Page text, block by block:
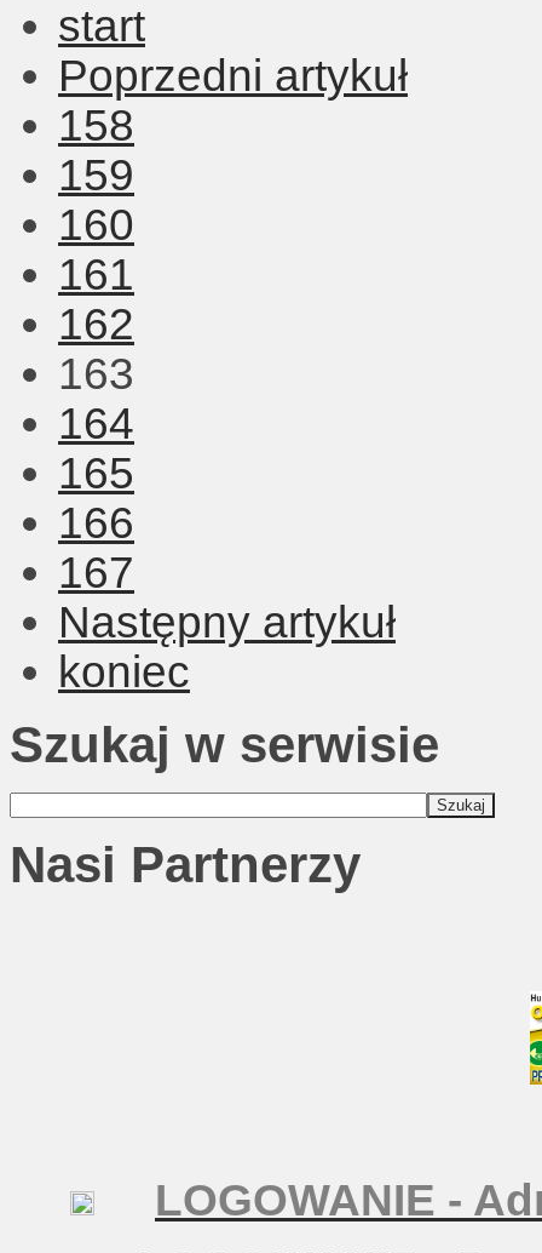
start
Poprzedni artykuł
158
159
160
161
162
163
164
165
166
167
Następny artykuł
koniec
Szukaj w serwisie
Nasi Partnerzy
LOGOWANIE -